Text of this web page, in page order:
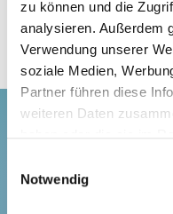
zu können und die
analysieren. Außerdem
Verwendung unserer
soziale Medien,
Partner führen diese
weiteren Daten
Notwendig
Summit